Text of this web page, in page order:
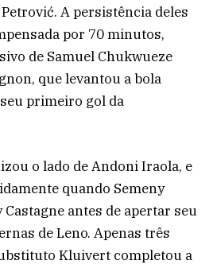
A persistência deles
por 70 minutos,
de Samuel Chukwueze
que levantou a bola
primeiro gol da
o lado de Andoni Iraola, e
quando Semeny
antes de apertar seu
de Leno. Apenas três
Kluivert completou a